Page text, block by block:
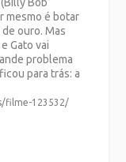
Bob
mesmo é botar
ouro. Mas
Gato vai
problema
para trás: a
filme-123532/